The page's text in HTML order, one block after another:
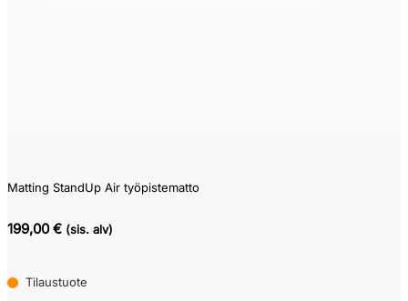
Matting StandUp Air työpistematto
199,00 € (sis. alv)
Tilaustuote